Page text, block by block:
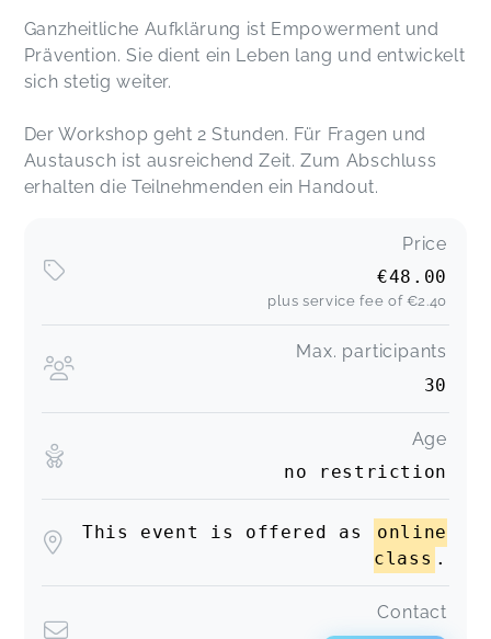
Es war so ein informativer und schöner
Abend/Vortrag. Du hast das wirklich ganz super
alles erklärt und oft mit Beispiele belegt! Ich
bereit meine Kinder viel besser zu unterstützen.
Lisa,
Magdalena,Apr 15
Das war wirklich ein ganz besonderer Workshop,
ich hab mich sicher und gut aufgehoben bei
Thema gefühlt. Danke auch, dass man so viele
selbstsicher!
Judith, Apr 15
Toller Workshop! Danke für die wertvollen
Dora,Apr 15
Ganzheitliche Aufklärung ist Empowerment und
Prävention. Sie dient ein Leben lang und entwickelt
sich stetig weiter.
Der Workshop geht 2 Stunden. Für Fragen und
Austausch ist ausreichend Zeit. Zum Abschluss
erhalten die Teilnehmenden ein Handout.
Price
€48.00
plus service fee of €2.40
Max. participants
30
Age
no restriction
This event is offered as
online
class .
Contact